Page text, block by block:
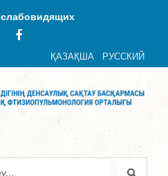
ҚАЗАҚША РУССКИЙ